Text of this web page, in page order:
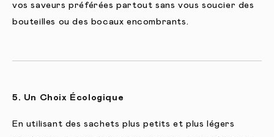
vos saveurs préférées partout sans vous soucier des
bouteilles ou des bocaux encombrants.
5. Un Choix Écologique
En utilisant des sachets plus petits et plus légers